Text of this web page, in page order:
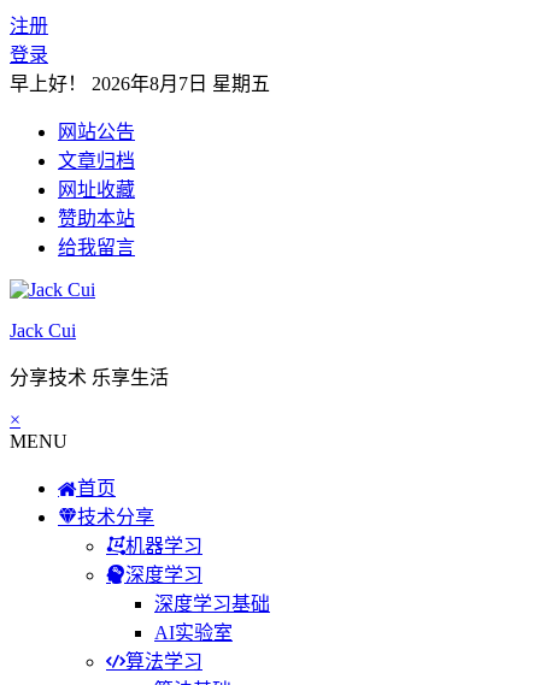
注册
登录
早上好！ 2026年8月7日 星期五
网站公告
文章归档
网址收藏
赞助本站
给我留言
Jack Cui
分享技术 乐享生活
×
MENU
首页
技术分享
机器学习
深度学习
深度学习基础
AI实验室
算法学习